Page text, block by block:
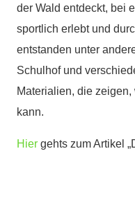
der Wald entdeckt, bei
sportlich erlebt und
entstanden unter
Schulhof und
Materialien, die
kann.
Hier gehts zum Artikel